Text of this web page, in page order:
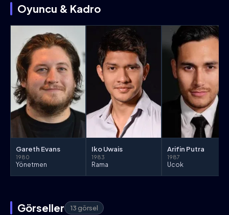
Oyuncu & Kadro
Gareth Evans
1980
Yönetmen
Iko Uwais
1983
Rama
Arifin Putra
1987
Ucok
Görseller 13 görsel